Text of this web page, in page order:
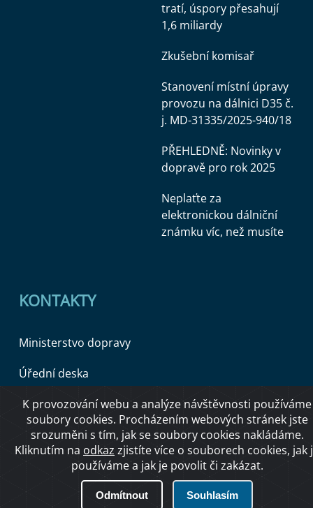
tratí, úspory přesahují
1,6 miliardy
Zkušební komisař
Stanovení místní úpravy
provozu na dálnici D35 č.
j. MD-31335/2025-940/18
PŘEHLEDNĚ: Novinky v
dopravě pro rok 2025
Neplaťte za
elektronickou dálniční
známku víc, než musíte
KONTAKTY
Ministerstvo dopravy
Úřední deska
Copyright © 2026 Ministerstvo dopravy ČR
O přístupnosti
K provozování webu a analýze návštěvnosti používáme
soubory cookies. Procházením webových stránek jste
srozuměni s tím, jak se soubory cookies nakládáme.
Kliknutím na odkaz zjistíte více o souborech cookies, jak
používáme a jak je povolit či zakázat.
Odmítnout Souhlasím